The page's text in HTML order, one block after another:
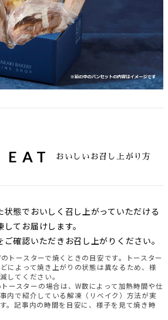
おいしいお召し上がり方
状態でおいしく召し上がっていただける
てお届けします。
確認いただきお召し上がりください。
トースターで焼くときの目安です。トースター
によって焼き上がりの状態は異なるため、様
してください。
ースターの場合は、W数によって加熱時間や仕
内で紹介している解凍（リベイク）方法が実
。記事内の時間を目安に、様子を見て焼き時